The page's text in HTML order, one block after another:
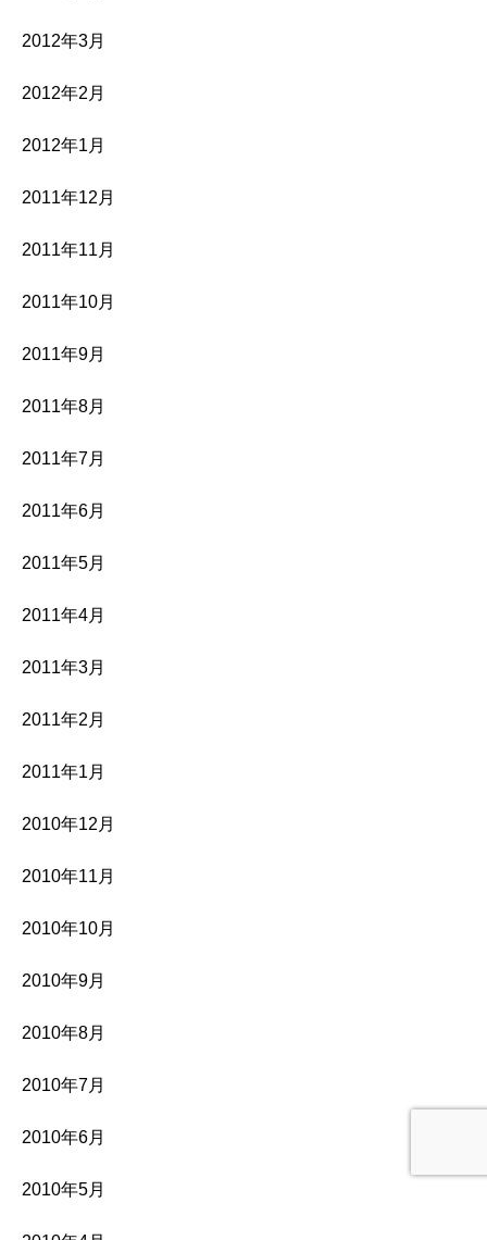
2012年3月
2012年2月
2012年1月
2011年12月
2011年11月
2011年10月
2011年9月
2011年8月
2011年7月
2011年6月
2011年5月
2011年4月
2011年3月
2011年2月
2011年1月
2010年12月
2010年11月
2010年10月
2010年9月
2010年8月
2010年7月
2010年6月
2010年5月